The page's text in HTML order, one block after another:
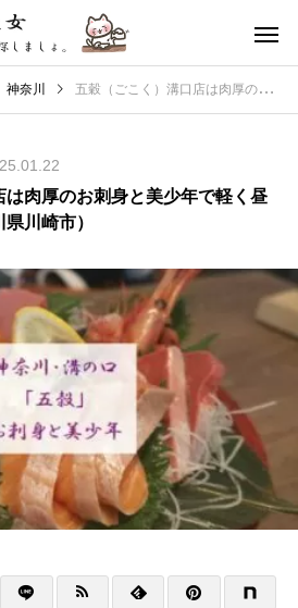
神奈川 五穀（ごこく）溝口店は肉厚のお刺身と美少年で軽く昼飲み出来ます（神奈川県川崎市）
は肉厚のお刺身と美少年で軽く昼
川崎市）